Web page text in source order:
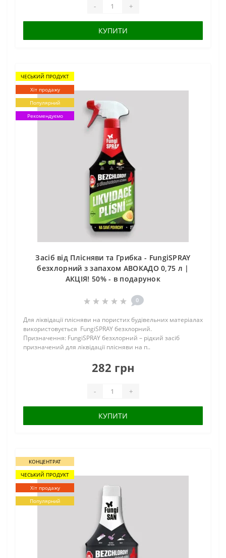
- +
КУПИТИ
ЧЕСЬКИЙ ПРОДУКТ
Хіт продажу
Популярний
Рекомендуємо
Засіб від Плісняви та Грибка - FungiSPRAY
безхлорний з запахом АВОКАДО 0,75 л |
АКЦІЯ! 50% - в подарунок
0
Для ліквідації плісняви на пористих будівельних матеріалах
використовується FungiSPRAY безхлорний.
Призначення: FungiSPRAY безхлорний – рідкий засіб
призначений для ліквідації плісняви на п..
282 грн
- +
КУПИТИ
КОНЦЕНТРАТ
ЧЕСЬКИЙ ПРОДУКТ
Хіт продажу
Популярний